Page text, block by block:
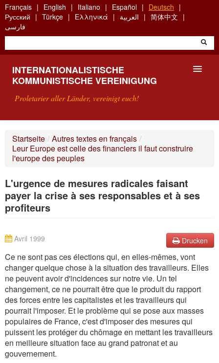
Skip
to
main
content
Français English Italiano Español
Deutsch
Русский
Türkçe Ελληνικά العربية
简体中文
فارسی
INTERNATIONALISTISCHE
KOMMUNISTISCHE VEREINIGUNG
Proletarier aller Länder, vereinigt euch!
WAS IST DIE IKV?
KONTAKT
Startseite / Autres textes en français /
Leur Europe est celle des financiers il faut construire
l'europe des peuples
L'urgence de mesures radicales faisant
payer la crise à ses responsables et à ses
profiteurs
Drucken
Avril 1999
Ce ne sont pas ces élections qui, en elles-mêmes, vont
changer quelque chose à la situation des travailleurs. Elles
ne peuvent avoir d'incidences sur notre vie. Un tel
changement, ce ne pourrait être que le produit du rapport
des forces entre les capitalistes et les travailleurs qui
pourrait l'imposer. Et le problème qui se pose aux masses
populaires de France, c'est d'imposer des mesures qui
puissent les protéger du chômage en mettant les travailleurs
en meilleure situation face au grand patronat et au
gouvernement.